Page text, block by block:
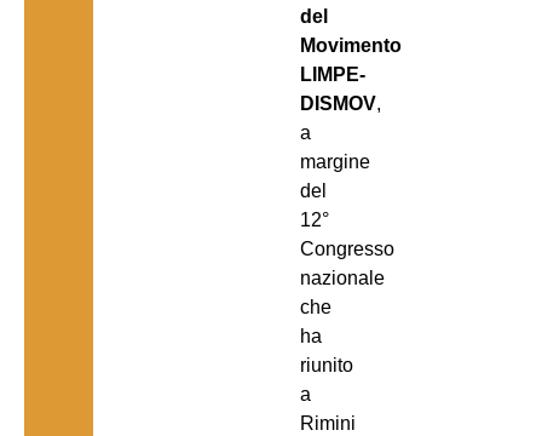
del
Movimento
LIMPE-
DISMOV,
a
margine
del
12°
Congresso
nazionale
che
ha
riunito
a
Rimini